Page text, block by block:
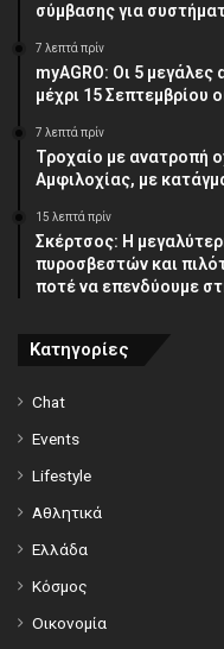
σύμβασης για
7 λεπτά πρίν
myAGRO: Οι 5 μεγάλες
μέχρι 15 Σεπτεμβρίου
7 λεπτά πρίν
Τροχαίο με ανατροπή
Αμφιλοχίας, με
15 λεπτά πρίν
Σκέρτσος: Η
πυροσβεστών και
ποτέ να επενδύουμε
Κατηγορίες
Chat
Events
Lifestyle
Αθλητικά
Ελλάδα
Κόσμος
Οικονομία